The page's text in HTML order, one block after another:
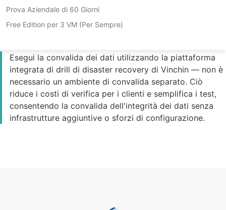
Prova Aziendale di 60 Giorni
Free Edition per 3 VM (Per Sempre)
Esegui la convalida dei dati utilizzando la piattaforma
integrata di drill di disaster recovery di Vinchin — non è
necessario un ambiente di convalida separato. Ciò
riduce i costi di verifica per i clienti e semplifica i test,
consentendo la convalida dell'integrità dei dati senza
infrastrutture aggiuntive o sforzi di configurazione.